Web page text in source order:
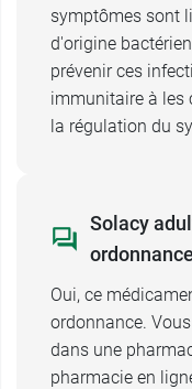
Pour stimuler
à lasolution
symptômes sont
d'origine
prévenir ces
immunitaire à les
la régulation du
Solacy
Oui, ce
ordonnance.
dans une
pharmacie en